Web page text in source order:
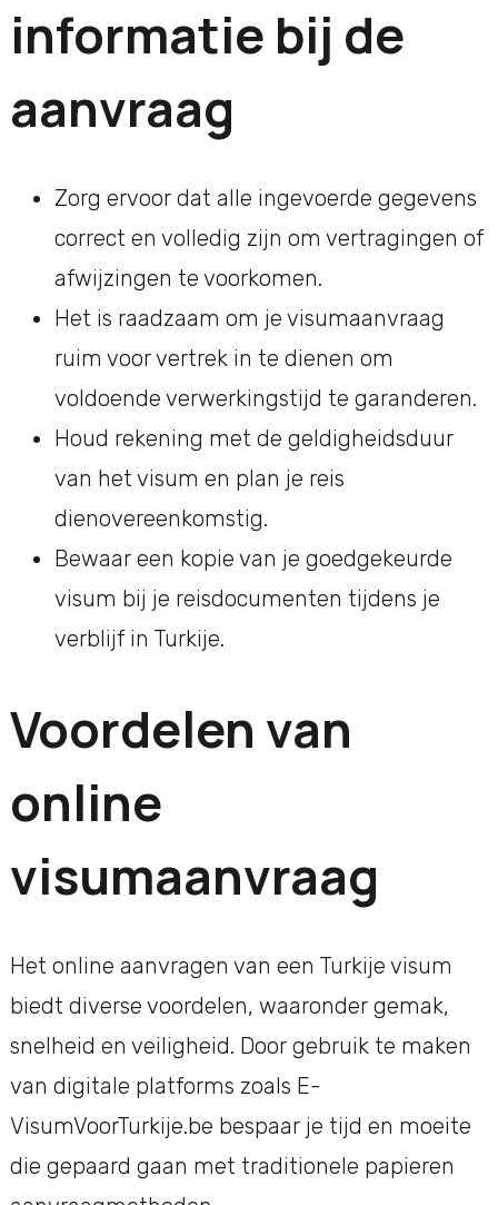
informatie bij de
aanvraag
Zorg ervoor dat alle ingevoerde gegevens
correct en volledig zijn om vertragingen of
afwijzingen te voorkomen.
Het is raadzaam om je visumaanvraag
ruim voor vertrek in te dienen om
voldoende verwerkingstijd te garanderen.
Houd rekening met de geldigheidsduur
van het visum en plan je reis
dienovereenkomstig.
Bewaar een kopie van je goedgekeurde
visum bij je reisdocumenten tijdens je
verblijf in Turkije.
Voordelen van
online
visumaanvraag
Het online aanvragen van een Turkije visum
biedt diverse voordelen, waaronder gemak,
snelheid en veiligheid. Door gebruik te maken
van digitale platforms zoals E-
VisumVoorTurkije.be bespaar je tijd en moeite
die gepaard gaan met traditionele papieren